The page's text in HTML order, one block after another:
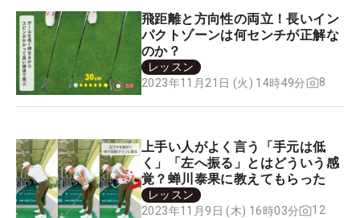
飛距離と方向性の両立！長いイン
パクトゾーンは何センチが正解な
のか？
レッスン
2023年11月21日 (火) 14時49分
8
上手い人がよく言う「手元は低
く」「左へ振る」とはどういう感
覚？蝉川泰果に教えてもらった
レッスン
2023年11月9日 (木) 16時03分
12